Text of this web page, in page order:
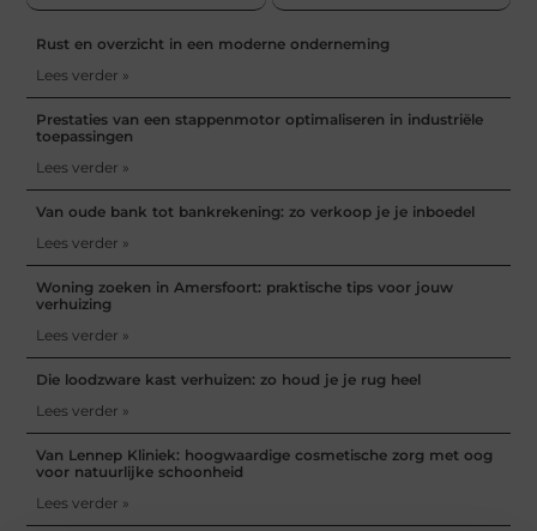
Rust en overzicht in een moderne onderneming
Lees verder »
Prestaties van een stappenmotor optimaliseren in industriële
toepassingen
Lees verder »
Van oude bank tot bankrekening: zo verkoop je je inboedel
Lees verder »
Woning zoeken in Amersfoort: praktische tips voor jouw
verhuizing
Lees verder »
Die loodzware kast verhuizen: zo houd je je rug heel
Lees verder »
Van Lennep Kliniek: hoogwaardige cosmetische zorg met oog
voor natuurlijke schoonheid
Lees verder »